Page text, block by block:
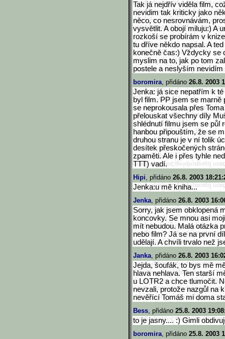
Tak já nejdřív viděla film,
nevidim tak kriticky jako
něco, co nesrovnávám,
vysvětlit. A obojí miluju:) A
rozkoší se probírám v
tu dříve někdo napsal. A
konečně čas:) Vždycky se
myslim na to, jak po tom
postele a neslyším nevidím
boromira, přidáno 26.8. 2003
Jenka: já sice nepatřím k
byl film. PP jsem se
se neprokousala přes
přelouskat všechny díly
shlédnutí filmu jsem se půl
hanbou připouštím, že se
druhou stranu je v ní tolik
desítek přeskočených
zpaměti. Ale i přes tyhle
TTT) vadí.
Hipi, přidáno 26.8. 2003
Jenka:u mě kniha...
Jenka, přidáno 26.8. 2003
Sorry, jak jsem obklopená
koncovky. Se mnou asi
mít nebudou. Malá otázka
nebo film? Já se na první
udělají. A chvíli trvalo než
Janka, přidáno 26.8. 2003
Jejda, šoufák, to bys mě
hlava nehlava. Ten starší
u LOTR2 a chce tlumočit.
nevzali, protože nazgůl na
nevěřící Tomáš mi doma
Bess, přidáno 25.8. 2003
to je jasny.... :) Gimli
boromira, přidáno 25.8. 2003